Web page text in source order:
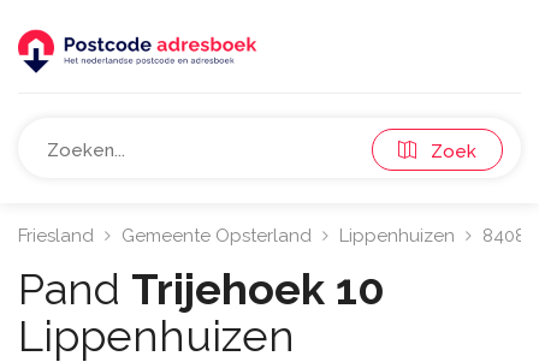
Zoek
Friesland Gemeente Opsterland Lippenhuizen 8408
Pand Trijehoek 10
Lippenhuizen